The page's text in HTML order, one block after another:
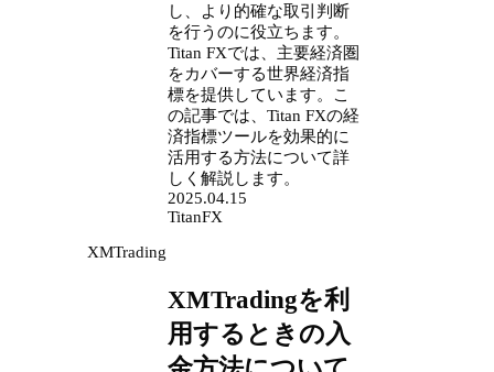
し、より的確な取引判断
を行うのに役立ちます。
Titan FXでは、主要経済圏
をカバーする世界経済指
標を提供しています。こ
の記事では、Titan FXの経
済指標ツールを効果的に
活用する方法について詳
しく解説します。
2025.04.15
TitanFX
XMTrading
XMTradingを利
用するときの入